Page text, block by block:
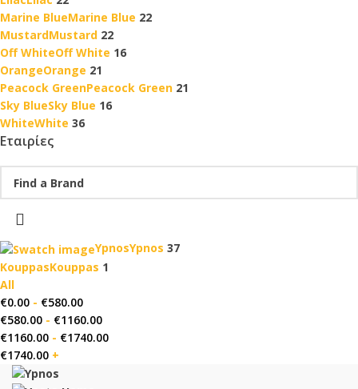
Marine BlueMarine Blue 22
MustardMustard 22
Off WhiteOff White 16
OrangeOrange 21
Peacock GreenPeacock Green 21
Sky BlueSky Blue 16
WhiteWhite 36
Εταιρίες
YpnosYpnos 37
KouppasKouppas 1
All
€0.00 - €580.00
€580.00 - €1160.00
€1160.00 - €1740.00
€1740.00 +